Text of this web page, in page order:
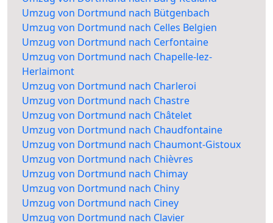
Umzug von Dortmund nach Bütgenbach
Umzug von Dortmund nach Celles Belgien
Umzug von Dortmund nach Cerfontaine
Umzug von Dortmund nach Chapelle-lez-
Herlaimont
Umzug von Dortmund nach Charleroi
Umzug von Dortmund nach Chastre
Umzug von Dortmund nach Châtelet
Umzug von Dortmund nach Chaudfontaine
Umzug von Dortmund nach Chaumont-Gistoux
Umzug von Dortmund nach Chièvres
Umzug von Dortmund nach Chimay
Umzug von Dortmund nach Chiny
Umzug von Dortmund nach Ciney
Umzug von Dortmund nach Clavier